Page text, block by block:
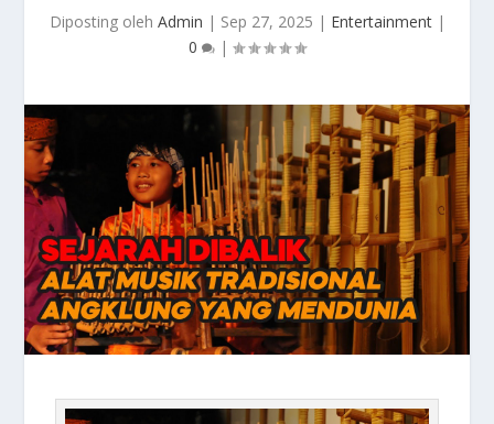
Diposting oleh Admin | Sep 27, 2025 | Entertainment|
0
|